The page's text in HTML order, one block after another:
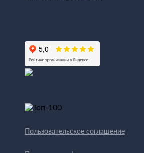
Пользовательское соглашение